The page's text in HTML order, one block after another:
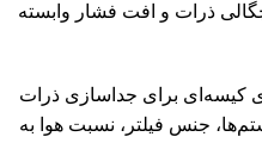
ذرات و افت فشار وابسته
کیسه‌ای برای جداسازی ذرات
جنس فیلتر، نسبت هوا به